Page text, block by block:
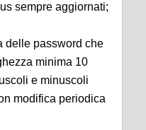
sempre aggiornati;
delle password che
minima 10
e minuscoli
modifica periodica